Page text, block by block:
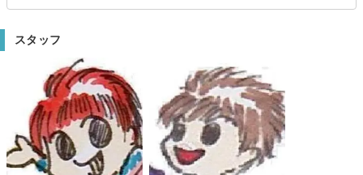
スタッフ